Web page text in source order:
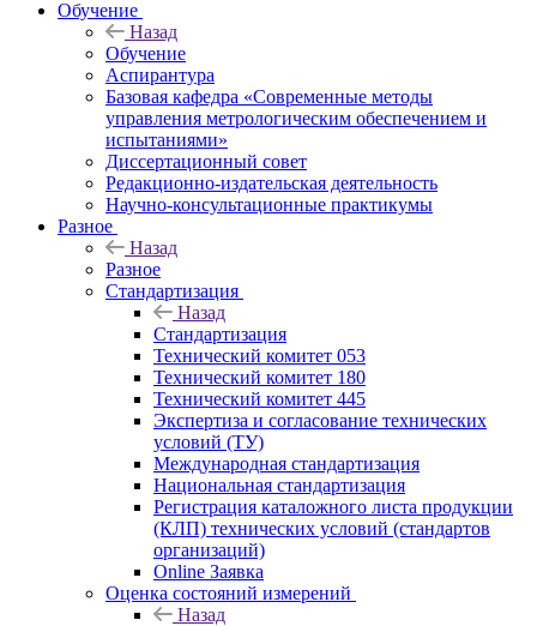
Обучение
Назад
Обучение
Аспирантура
Базовая кафедра «Современные методы
управления метрологическим обеспечением и
испытаниями»
Диссертационный совет
Редакционно-издательская деятельность
Научно-консультационные практикумы
Разное
Назад
Разное
Стандартизация
Назад
Стандартизация
Технический комитет 053
Технический комитет 180
Технический комитет 445
Экспертиза и согласование технических
условий (ТУ)
Международная стандартизация
Национальная стандартизация
Регистрация каталожного листа продукции
(КЛП) технических условий (стандартов
организаций)
Online Заявка
Оценка состояний измерений
Назад